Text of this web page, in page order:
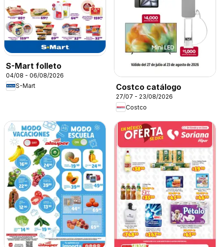
S-Mart folleto
04/08 - 06/08/2026
S-Mart
Costco catálogo
27/07 - 23/08/2026
Costco